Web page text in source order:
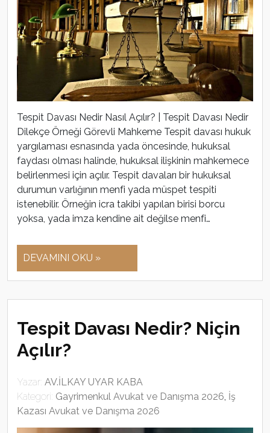
Tespit Davası Nedir Nasıl Açılır? | Tespit Davası Nedir
Dilekçe Örneği Görevli Mahkeme Tespit davası hukuk
yargılaması esnasında yada öncesinde, hukuksal
faydası olması halinde, hukuksal ilişkinin mahkemece
belirlenmesi için açılır. Tespit davaları bir hukuksal
durumun varlığının menfi yada müspet tespiti
istenebilir. Örneğin icra takibi yapılan birisi borcu
yoksa, yada imza kendine ait değilse menfi…
DEVAMINI OKU »
Tespit Davası Nedir? Niçin
Açılır?
Yazar: AV.İLKAY UYAR KABA
Kategori: Gayrimenkul Avukat ve Danışma 2026, İş
Kazası Avukat ve Danışma 2026